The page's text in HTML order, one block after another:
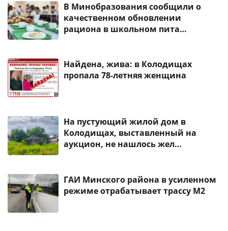
В Минобразования сообщили о
качественном обновлении
рациона в школьном пита…
Найдена, жива: в Колодищах
пропала 78-летняя женщина
На пустующий жилой дом в
Колодищах, выставленный на
аукцион, не нашлось жел…
ГАИ Минского района в усиленном
режиме отрабатывает трассу М2